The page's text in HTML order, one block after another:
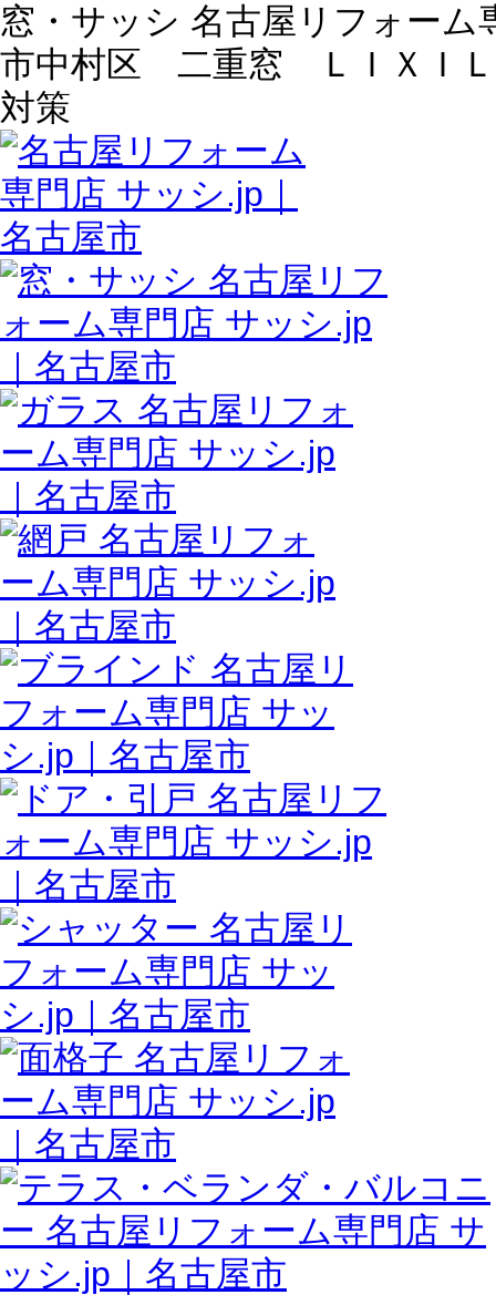
窓・サッシ 名古屋リフォーム
市中村区 二重窓 ＬＩＸＩ
対策